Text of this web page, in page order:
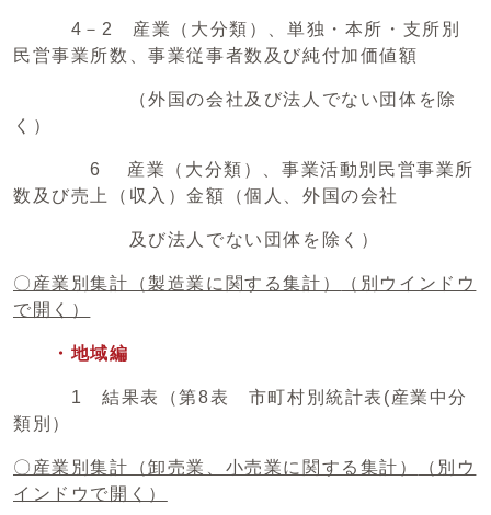
4－2 産業（大分類）、単独・本所・支所別
民営事業所数、事業従事者数及び純付加価値額
（外国の会社及び法人でない団体を除
く）
6 産業（大分類）、事業活動別民営事業所
数及び売上（収入）金額（個人、外国の会社
及び法人でない団体を除く）
〇産業別集計（製造業に関する集計）
（別ウインドウ
で開く）
・地域編
1 結果表（第8表 市町村別統計表(産業中分
類別）
〇産業別集計（卸売業、小売業に関する集計）
（別ウ
インドウで開く）